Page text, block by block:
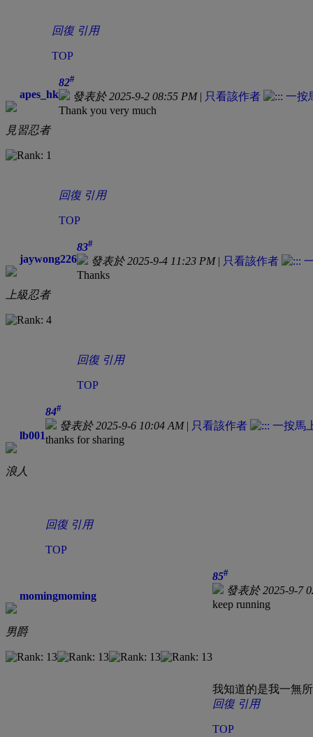
回復 引用
TOP
apes_hk
見習忍者
82#
發表於 2025-9-2 08:55 PM| 只看該作者
Thank you very much
回復 引用
TOP
jaywong226
上級忍者
83#
發表於 2025-9-4 11:23 PM| 只看該作者
Thanks
回復 引用
TOP
lb001
浪人
84#
發表於 2025-9-6 10:04 AM| 只看該作者
thanks for sharing
回復 引用
TOP
momingmoming
男爵
85#
發表於 2025-9-7
keep running
我知道的是我一無
回復 引用
TOP